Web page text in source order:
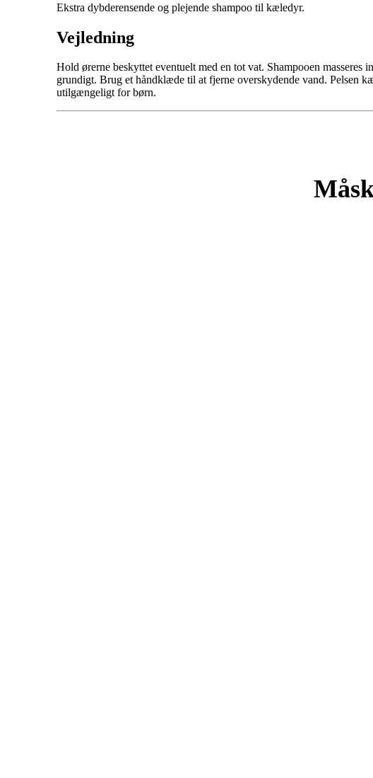
Ekstra dybderensende og plejende shampoo til kæledyr.
Vejledning
Hold ørerne beskyttet eventuelt med en tot vat. Shampooen
grundigt. Brug et håndklæde til at fjerne overskydende vand. Pelsen
utilgængeligt for børn.